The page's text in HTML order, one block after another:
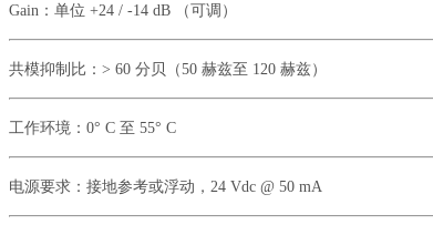
Gain： 单位 +24 / -14 dB （可调）
共模抑制比： > 60 分贝（50 赫兹至 120 赫兹）
工作环境： 0° C 至 55° C
电源要求： 接地参考或浮动， 24 Vdc @ 50 mA